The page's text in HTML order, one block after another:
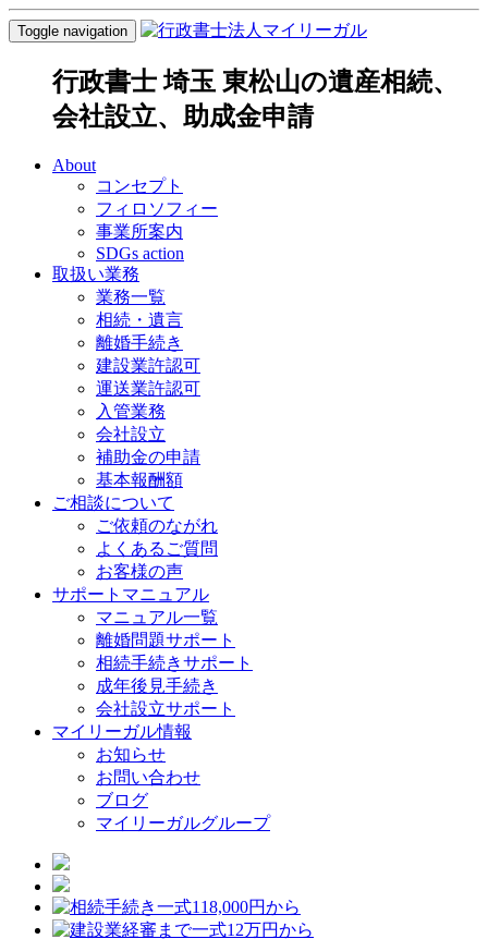
Toggle navigation
行政書士 埼玉 東松山の遺産相続、
会社設立、助成金申請
About
コンセプト
フィロソフィー
事業所案内
SDGs action
取扱い業務
業務一覧
相続・遺言
離婚手続き
建設業許認可
運送業許認可
入管業務
会社設立
補助金の申請
基本報酬額
ご相談について
ご依頼のながれ
よくあるご質問
お客様の声
サポートマニュアル
マニュアル一覧
離婚問題サポート
相続手続きサポート
成年後見手続き
会社設立サポート
マイリーガル情報
お知らせ
お問い合わせ
ブログ
マイリーガルグループ